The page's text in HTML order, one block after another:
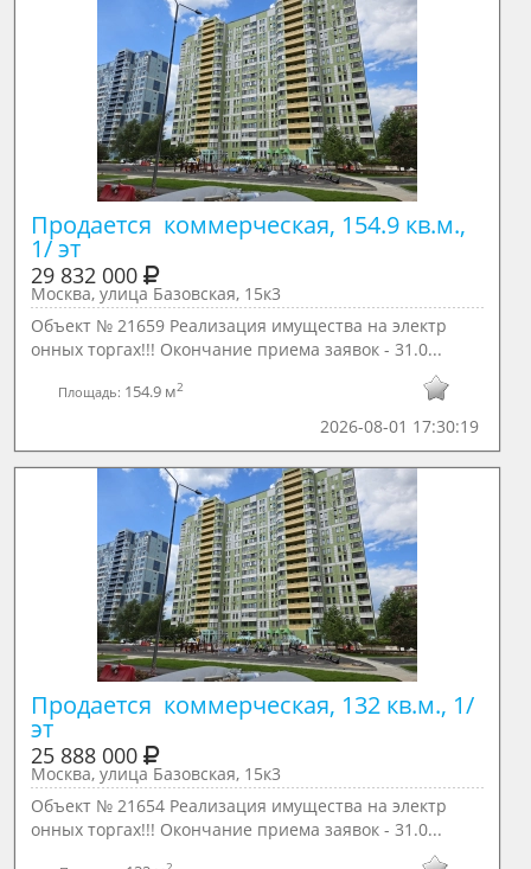
Продается  коммерческая, 154.9 кв.м.,
1/ эт
29 832 000
Москва, улица Базовская, 15к3
Объект № 21659 Реализация имущества на электр
онных торгах!!! Окончание приема заявок - 31.0...
Площадь: 154.9 м2
2026-08-01 17:30:19
Продается  коммерческая, 132 кв.м., 1/
эт
25 888 000
Москва, улица Базовская, 15к3
Объект № 21654 Реализация имущества на электр
онных торгах!!! Окончание приема заявок - 31.0...